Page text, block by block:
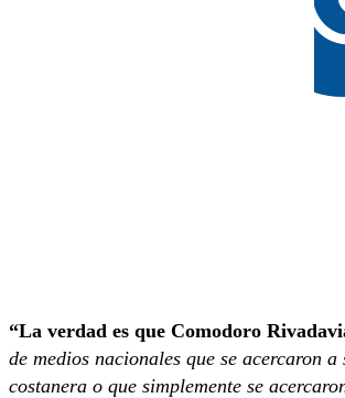
“La verdad es que Comodoro
de medios nacionales que se acercaron
costanera o que simplemente se